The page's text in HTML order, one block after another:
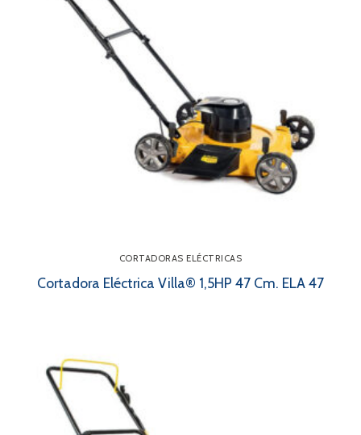
CORTADORAS ELÉCTRICAS
Cortadora Eléctrica Villa® 1,5HP 47 Cm. ELA 47